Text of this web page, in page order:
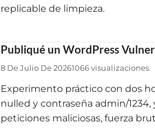
replicable de limpieza.
Publiqué un WordPress
8 De Julio De 20261066 visualizaciones
Experimento práctico con dos
nulled y contraseña admin/
peticiones maliciosas, fuerza